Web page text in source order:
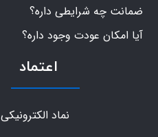
ضمانت چه شرایطی داره؟
آیا امکان عودت وجود داره؟
اعتماد
نماد الکترونیکی